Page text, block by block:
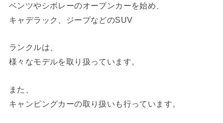
ベンツやシボレーのオープンカーを始め、
キャデラック、ジープなどのSUV
ランクルは、
様々なモデルを取り扱っています。
また、
キャンピングカーの取り扱いも行っています。